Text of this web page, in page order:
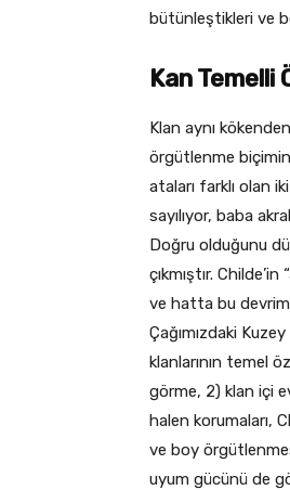
bütünleştikleri ve
Kan Temelli
Klan aynı
örgütlenme
ataları farklı olan
sayılıyor, baba
Doğru olduğunu
çıkmıştır.
ve hatta bu
Çağımızdaki
klanlarının temel
görme, 2) klan içi
halen korumaları,
ve boy
uyum gücünü de